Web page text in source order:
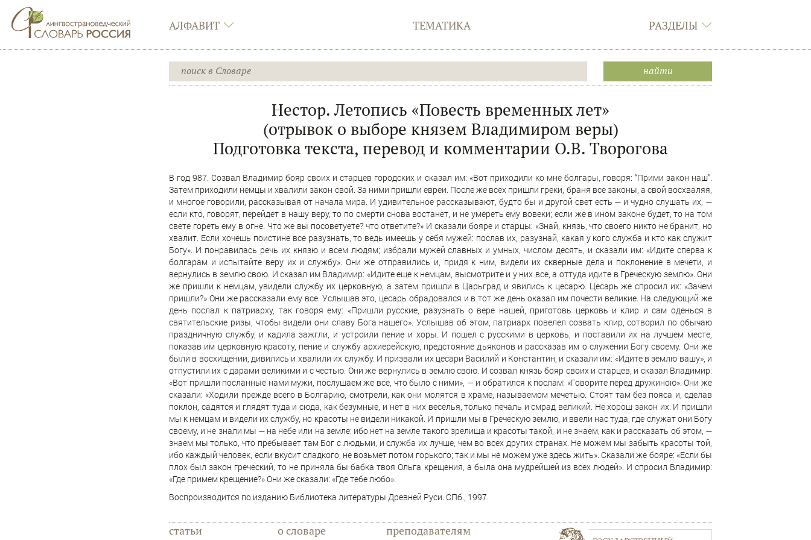
АЛФАВИТ ТЕМАТИКА РАЗДЕЛЫ
Нестор. Летопись «Повесть временных лет»
(отрывок о выборе князем Владимиром веры)
Подготовка текста, перевод и комментарии О.В. Творогова
В год 987. Созвал Владимир бояр своих и старцев городских и сказал им: «Вот приходили ко мне болгары, говоря: “Прими закон наш”.
Затем приходили немцы и хвалили закон свой. За ними пришли евреи. После же всех пришли греки, браня все законы, а свой восхваляя,
и многое говорили, рассказывая от начала мира. И удивительное рассказывают, будто бы и другой свет есть — и чудно слушать их, —
если кто, говорят, перейдет в нашу веру, то по смерти снова востанет, и не умереть ему вовеки; если же в ином законе будет, то на том
свете гореть ему в огне. Что же вы посоветуете? что ответите?» И сказали бояре и старцы: «Знай, князь, что своего никто не бранит, но
хвалит. Если хочешь поистине все разузнать, то ведь имеешь у себя мужей: послав их, разузнай, какая у кого служба и кто как служит
Богу». И понравилась речь их князю и всем людям; избрали мужей славных и умных, числом десять, и сказали им: «Идите сперва к
болгарам и испытайте веру их и службу». Они же отправились и, придя к ним, видели их скверные дела и поклонение в мечети, и
вернулись в землю свою. И сказал им Владимир: «Идите еще к немцам, высмотрите и у них все, а оттуда идите в Греческую землю». Они
же пришли к немцам, увидели службу их церковную, а затем пришли в Царьград и явились к цесарю. Цесарь же спросил их: «Зачем
пришли?» Они же рассказали ему все. Услышав это, цесарь обрадовался и в тот же день оказал им почести великие. На следующий же
день послал к патриарху, так говоря ему: «Пришли русские, разузнать о вере нашей, приготовь церковь и клир и сам оденься в
святительские ризы, чтобы видели они славу Бога нашего». Услышав об этом, патриарх повелел созвать клир, сотворил по обычаю
праздничную службу, и кадила зажгли, и устроили пение и хоры. И пошел с русскими в церковь, и поставили их на лучшем месте,
показав им церковную красоту, пение и службу архиерейскую, предстояние дьяконов и рассказав им о служении Богу своему. Они же
были в восхищении, дивились и хвалили их службу. И призвали их цесари Василий и Константин, и сказали им: «Идите в землю вашу», и
отпустили их с дарами великими и с честью. Они же вернулись в землю свою. И созвал князь бояр своих и старцев, и сказал Владимир:
«Вот пришли посланные нами мужи, послушаем же все, что было с ними», — и обратился к послам: «Говорите перед дружиною». Они же
сказали: «Ходили прежде всего в Болгарию, смотрели, как они молятся в храме, называемом мечетью. Стоят там без пояса и, сделав
поклон, садятся и глядят туда и сюда, как безумные, и нет в них веселья, только печаль и смрад великий. Не хорош закон их. И пришли
мы к немцам и видели их службу, но красоты не видели никакой. И пришли мы в Греческую землю, и ввели нас туда, где служат они Богу
своему, и не знали мы — на небе или на земле: ибо нет на земле такого зрелища и красоты такой, и не знаем, как и рассказать об этом, —
знаем мы только, что пребывает там Бог с людьми, и служба их лучше, чем во всех других странах. Не можем мы забыть красоты той,
ибо каждый человек, если вкусит сладкого, не возьмет потом горького; так и мы не можем уже здесь жить». Сказали же бояре: «Если бы
плох был закон греческий, то не приняла бы бабка твоя Ольга крещения, а была она мудрейшей из всех людей». И спросил Владимир:
«Где примем крещение?» Они же сказали: «Где тебе любо».
Воспроизводится по изданию Библиотека литературы Древней Руси. СПб., 1997.
статьи
о словаре
преподавателям